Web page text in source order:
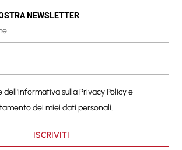
NEWSLETTER
dell'informativa sullaPrivacy Policye
dei miei dati personali.
ISCRIVITI